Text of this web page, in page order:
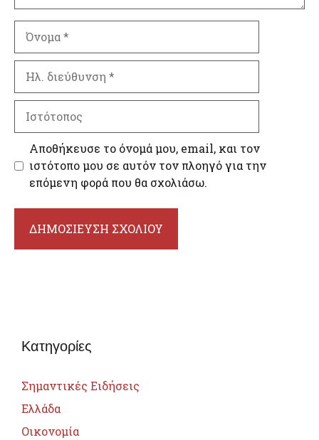
διεύθυνση
Αποθήκευσε το όνομά μου, email, και τον
ιστότοπο μου σε αυτόν τον πλοηγό για την
επόμενη φορά που θα σχολιάσω.
Κατηγορίες
Σημαντικές Ειδήσεις
Ελλάδα
Οικονομία